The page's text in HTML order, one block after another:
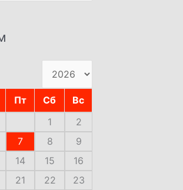
Пт Сб
Вс
1
2
7 8
9
14 15
16
21 22
23